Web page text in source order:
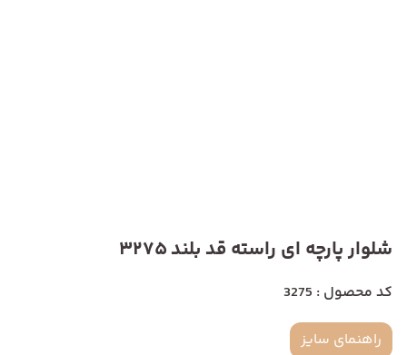
شلوار پارچه ای راسته قد بلند 3275
کد محصول : 3275
راهنمای سایز